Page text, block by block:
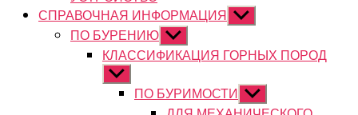
СПРАВОЧНАЯ ИНФОРМАЦИЯ Показывать
подменю
ПО БУРЕНИЮ Показывать
подменю
КЛАССИФИКАЦИЯ ГОРНЫХ ПОРОД
Показывать
подменюПО БУРИМОСТИ Показывать
подменю